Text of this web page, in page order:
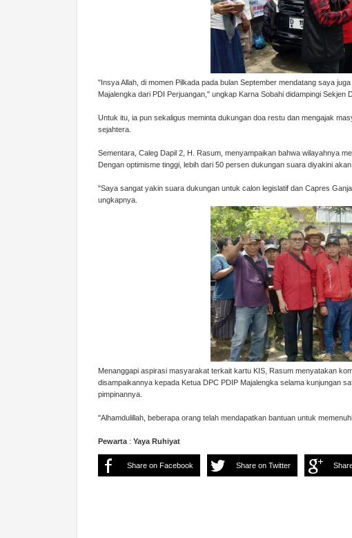
"Insya Allah, di momen Pilkada pada bulan September mendatang saya
Majalengka dari PDI Perjuangan," ungkap Karna Sobahi didampingi Sekjen
Untuk itu, ia pun sekaligus meminta dukungan doa restu dan mengajak
sejahtera.
Sementara, Caleg Dapil 2, H. Rasum, menyampaikan bahwa wilayahnya
Dengan optimisme tinggi, lebih dari 50 persen dukungan suara diyakini
"Saya sangat yakin suara dukungan untuk calon legislatif dan Capres
ungkapnya.
Menanggapi aspirasi masyarakat terkait kartu KIS, Rasum menyatakan
disampaikannya kepada Ketua DPC PDIP Majalengka selama kunjungan
pimpinannya.
"Alhamdulillah, beberapa orang telah mendapatkan bantuan untuk
Pewarta : Yaya Ruhiyat
Share on Facebook Share on Twitter